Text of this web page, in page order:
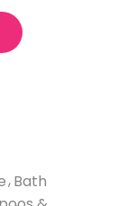
Bath